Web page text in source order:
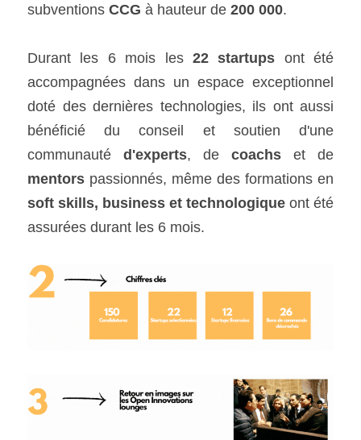
subventions CCG à hauteur de 200 000.
Durant les 6 mois les 22 startups ont été
accompagnées dans un espace exceptionnel
doté des dernières technologies, ils ont aussi
bénéficié du conseil et soutien d'une
communauté d'experts, de coachs
mentors
soft skills, business et technologique ont été
assurées durant les 6 mois.